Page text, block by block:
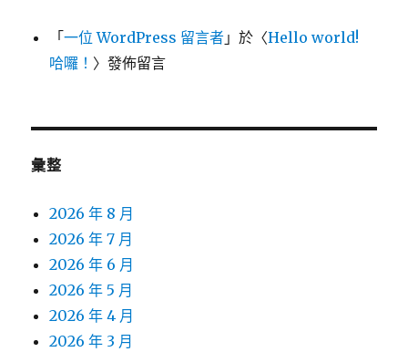
「一位 WordPress 留言者 」於〈Hello world!
哈囉！ 〉發佈留言
彙整
2026 年 8 月
2026 年 7 月
2026 年 6 月
2026 年 5 月
2026 年 4 月
2026 年 3 月